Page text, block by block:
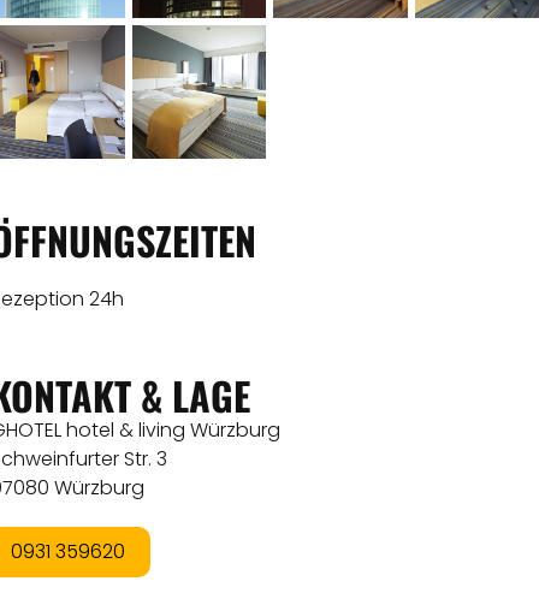
24h
& LAGE
hotel & living Würzburg
Str. 3
Würzburg
0931 359620